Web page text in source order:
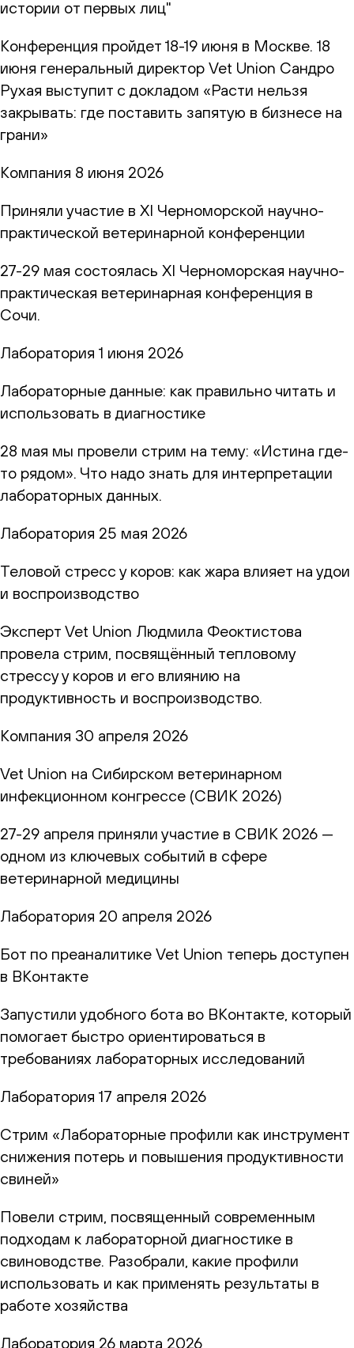
истории от первых лиц"
Конференция пройдет 18-19 июня в Москве. 18
июня генеральный директор Vet Union Сандро
Рухая выступит с докладом «Расти нельзя
закрывать: где поставить запятую в бизнесе на
грани»
Компания 8 июня 2026
Приняли участие в XI Черноморской научно-
практической ветеринарной конференции
27-29 мая состоялась XI Черноморская научно-
практическая ветеринарная конференция в
Сочи.
Лаборатория 1 июня 2026
Лабораторные данные: как правильно читать и
использовать в диагностике
28 мая мы провели стрим на тему: «Истина где-
то рядом». Что надо знать для интерпретации
лабораторных данных.
Лаборатория 25 мая 2026
Теловой стресс у коров: как жара влияет на удои
и воспроизводство
Эксперт Vet Union Людмила Феоктистова
провела стрим, посвящённый тепловому
стрессу у коров и его влиянию на
продуктивность и воспроизводство.
Компания 30 апреля 2026
Vet Union на Сибирском ветеринарном
инфекционном конгрессе (СВИК 2026)
27-29 апреля приняли участие в СВИК 2026 —
одном из ключевых событий в сфере
ветеринарной медицины
Лаборатория 20 апреля 2026
Бот по преаналитике Vet Union теперь доступен
в ВКонтакте
Запустили удобного бота во ВКонтакте, который
помогает быстро ориентироваться в
требованиях лабораторных исследований
Лаборатория 17 апреля 2026
Стрим «Лабораторные профили как инструмент
снижения потерь и повышения продуктивности
свиней»
Повели стрим, посвященный современным
подходам к лабораторной диагностике в
свиноводстве. Разобрали, какие профили
использовать и как применять результаты в
работе хозяйства
Лаборатория 26 марта 2026